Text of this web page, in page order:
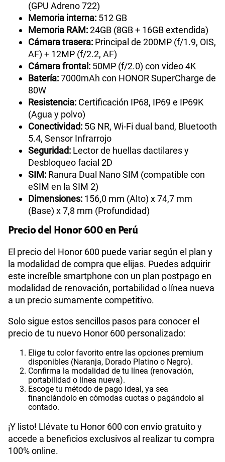
(GPU Adreno 722)
Memoria interna: 512 GB
Memoria RAM:24GB (8GB + 16GB extendida)
Cámara trasera: Principal de 200MP (f/1.9, OIS,
AF) + 12MP (f/2.2, AF)
Cámara frontal: 50MP (f/2.0) con video 4K
Batería:7000mAh con HONOR SuperCharge de
80W
Resistencia: Certificación IP68, IP69 e IP69K
(Agua y polvo)
Conectividad: 5G NR, Wi-Fi dual band, Bluetooth
5.4, Sensor Infrarrojo
Seguridad: Lector de huellas dactilares y
Desbloqueo facial 2D
SIM: Ranura Dual Nano SIM (compatible con
eSIM en la SIM 2)
Dimensiones: 156,0 mm (Alto) x 74,7 mm
(Base) x 7,8 mm (Profundidad)
Precio del Honor 600 en Perú
El precio del Honor 600 puede variar según el plan y
la modalidad de compra que elijas. Puedes adquirir
este increíble smartphone con un plan postpago en
modalidad de renovación, portabilidad o línea nueva
a un precio sumamente competitivo.
Solo sigue estos sencillos pasos para conocer el
precio de tu nuevo Honor 600 personalizado:
Elige tu color favorito entre las opciones premium
disponibles (Naranja, Dorado Platino o Negro).
Confirma la modalidad de tu línea (renovación,
portabilidad o línea nueva).
Escoge tu método de pago ideal, ya sea
financiándolo en cómodas cuotas o pagándolo al
contado.
¡Y listo! Llévate tu Honor 600 con envío gratuito y
accede a beneficios exclusivos al realizar tu compra
100% online.